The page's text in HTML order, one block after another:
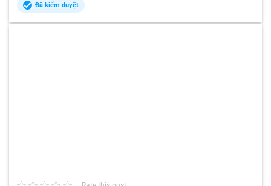
Đã kiểm duyệt